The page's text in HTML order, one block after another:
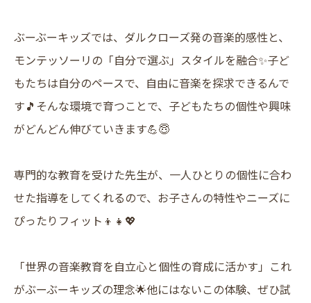
ぶーぶーキッズでは、ダルクローズ発の音楽的感性と、
モンテッソーリの「自分で選ぶ」スタイルを融合✨子ど
もたちは自分のペースで、自由に音楽を探求できるんで
す🎵そんな環境で育つことで、子どもたちの個性や興味
がどんどん伸びていきます💪😇
専門的な教育を受けた先生が、一人ひとりの個性に合わ
せた指導をしてくれるので、お子さんの特性やニーズに
ぴったりフィット👦👧💖
「世界の音楽教育を自立心と個性の育成に活かす」これ
がぶーぶーキッズの理念🌟他にはないこの体験、ぜひ試